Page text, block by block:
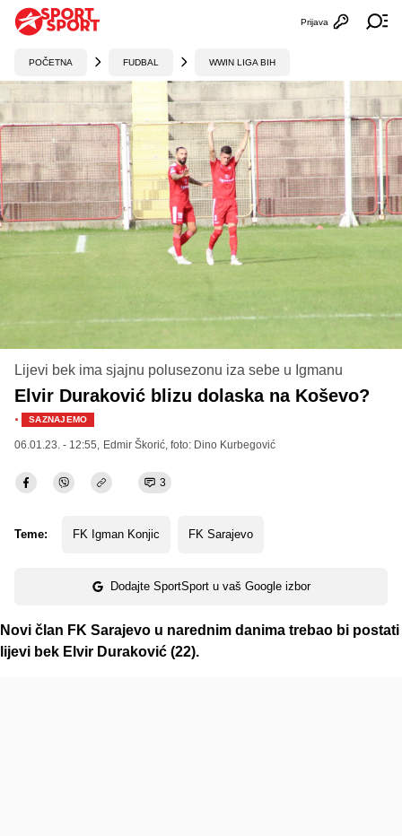
Otvori
Prijava
POČETNA FUDBAL WWIN LIGA BIH
Lijevi bek ima sjajnu polusezonu iza sebe u Igmanu
Elvir Duraković blizu dolaska na Koševo?
· SAZNAJEMO
06.01.23. - 12:55, Edmir Škorić , foto: Dino Kurbegović
3
Teme: FK Igman Konjic FK Sarajevo
Dodajte SportSport u vaš Google izbor
Novi član FK Sarajevo u narednim danima trebao bi postati
lijevi bek Elvir Duraković (22).